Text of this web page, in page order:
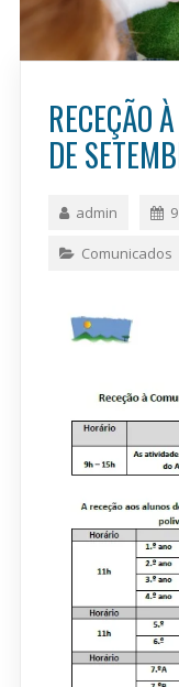
RECEÇÃO
DE
admin
Comunicados